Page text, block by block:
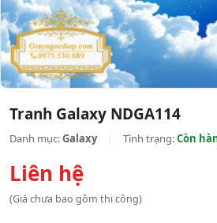
Tranh Galaxy NDGA114
Danh mục:Galaxy Tình trạng:Còn
Liên hệ
(Giá chưa bao gồm thi công)